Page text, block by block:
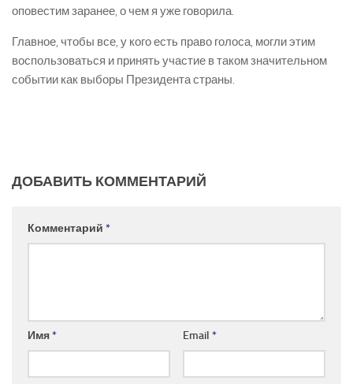
оповестим заранее, о чем я уже говорила.
Главное, чтобы все, у кого есть право голоса, могли этим
воспользоваться и принять участие в таком значительном
событии как выборы Президента страны.
ДОБАВИТЬ КОММЕНТАРИЙ
Комментарий *
Имя* Email *